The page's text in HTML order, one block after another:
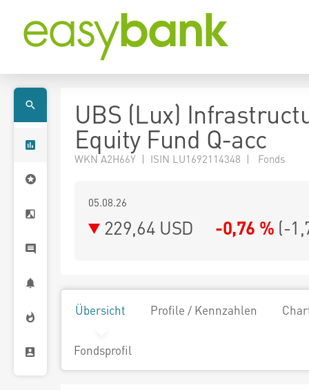
UBS (Lux)
Equity Fund Q-acc
WKN A2H66Y | ISIN LU1692114348 | Fonds
05.08.26
229,64 USD -0,76 % (-
Übersicht Profile / Kennzahlen
Fondsprofil